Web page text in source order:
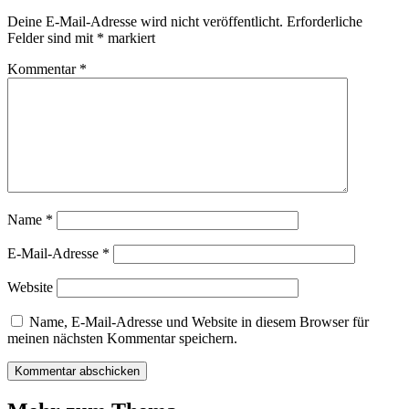
Deine E-Mail-Adresse wird nicht veröffentlicht. Erforderliche
Felder sind mit * markiert
Kommentar *
Name *
E-Mail-Adresse *
Website
Name, E-Mail-Adresse und Website in diesem Browser für
meinen nächsten Kommentar speichern.